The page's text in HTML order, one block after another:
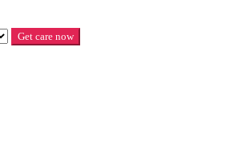
Get care now